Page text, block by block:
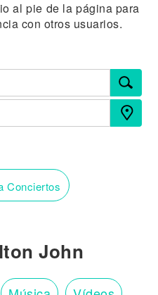
al pie de la página para
con otros usuarios.
Conciertos
John